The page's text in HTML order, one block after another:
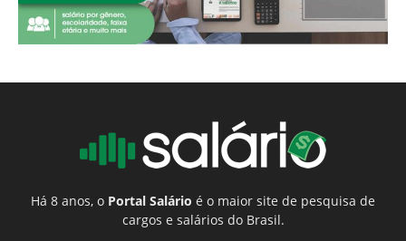
Há 8 anos, o Portal Salário é o maior site de pesquisa de
cargos e salários do Brasil.